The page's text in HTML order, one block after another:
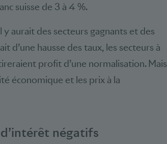
suisse de 3 à 4 %.
y aurait des secteurs gagnants et des
d’une hausse des taux, les secteurs à
profit d’une normalisation. Mais
économique et les prix à la
négatifs